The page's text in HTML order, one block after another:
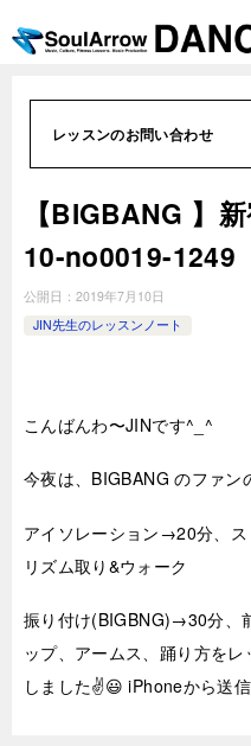
レッスンのお問い合わせ
【BIGBANG 】
10-no0019-1249
公開日： 2019年7月10日
JIN先生のレッスンノート
こんばんわ〜JINです^_^
今夜は、BIGBANG のファ
アイソレーション→20分、ス
リズム取り&ウォーク
振り付け(BIGBNG)→30分、
ップ、アームス、踊り方を
しました✌️😃 iPhoneから送信